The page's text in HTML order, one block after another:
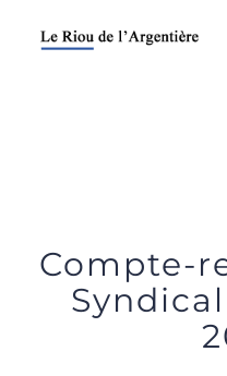
Compte-